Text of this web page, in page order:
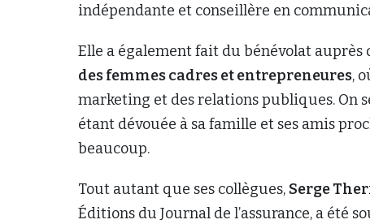
indépendante et conseillère en
Elle a également fait du bénévolat auprès
des femmes cadres et entrepreneures,
marketing et des relations publiques. On
étant dévouée à sa famille et ses amis
beaucoup.
Tout autant que ses collègues, Serge
Éditions du Journal de l’assurance, a été